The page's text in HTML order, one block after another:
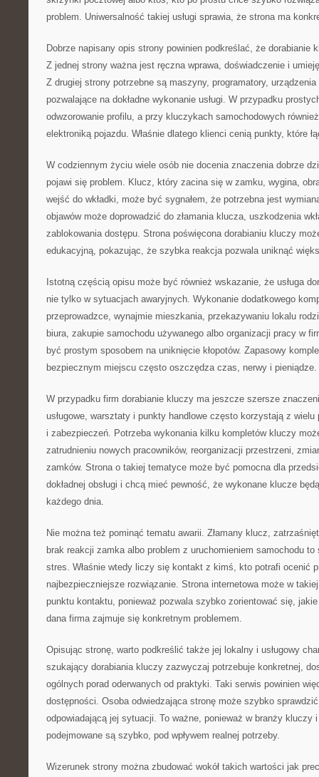
problem. Uniwersalność takiej usługi sprawia, że strona ma
Dobrze napisany opis strony powinien podkreślać, że dorabianie
Z jednej strony ważna jest ręczna wprawa, doświadczenie i
Z drugiej strony potrzebne są maszyny, programatory,
pozwalające na dokładne wykonanie usługi. W przypadku
odwzorowanie profilu, a przy kluczykach samochodowych
elektroniką pojazdu. Właśnie dlatego klienci cenią punkty, które
W codziennym życiu wiele osób nie docenia znaczenia dobrze
pojawi się problem. Klucz, który zacina się w zamku, wygina,
wejść do wkładki, może być sygnałem, że potrzebna jest
objawów może doprowadzić do złamania klucza, uszkodzenia
zablokowania dostępu. Strona poświęcona dorabianiu kluczy
edukacyjną, pokazując, że szybka reakcja pozwala uniknąć
Istotną częścią opisu może być również wskazanie, że usługa
nie tylko w sytuacjach awaryjnych. Wykonanie dodatkowego
przeprowadzce, wynajmie mieszkania, przekazywaniu lokalu
biura, zakupie samochodu używanego albo organizacji pracy w
być prostym sposobem na uniknięcie kłopotów. Zapasowy
bezpiecznym miejscu często oszczędza czas, nerwy i pieniądze.
W przypadku firm dorabianie kluczy ma jeszcze szersze
usługowe, warsztaty i punkty handlowe często korzystają z
i zabezpieczeń. Potrzeba wykonania kilku kompletów kluczy
zatrudnieniu nowych pracowników, reorganizacji przestrzeni,
zamków. Strona o takiej tematyce może być pomocna dla
dokładnej obsługi i chcą mieć pewność, że wykonane klucze
każdego dnia.
Nie można też pominąć tematu awarii. Złamany klucz,
brak reakcji zamka albo problem z uruchomieniem samochodu to
stres. Właśnie wtedy liczy się kontakt z kimś, kto potrafi ocenić
najbezpieczniejsze rozwiązanie. Strona internetowa może w
punktu kontaktu, ponieważ pozwala szybko zorientować się,
dana firma zajmuje się konkretnym problemem.
Opisując stronę, warto podkreślić także jej lokalny i usługowy
szukający dorabiania kluczy zazwyczaj potrzebuje konkretnej,
ogólnych porad oderwanych od praktyki. Taki serwis powinien
dostępności. Osoba odwiedzająca stronę może szybko
odpowiadającą jej sytuacji. To ważne, ponieważ w branży kluczy
podejmowane są szybko, pod wpływem realnej potrzeby.
Wizerunek strony można zbudować wokół takich wartości jak